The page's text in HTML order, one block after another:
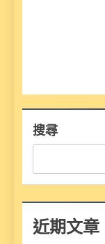
搜尋
近期文章